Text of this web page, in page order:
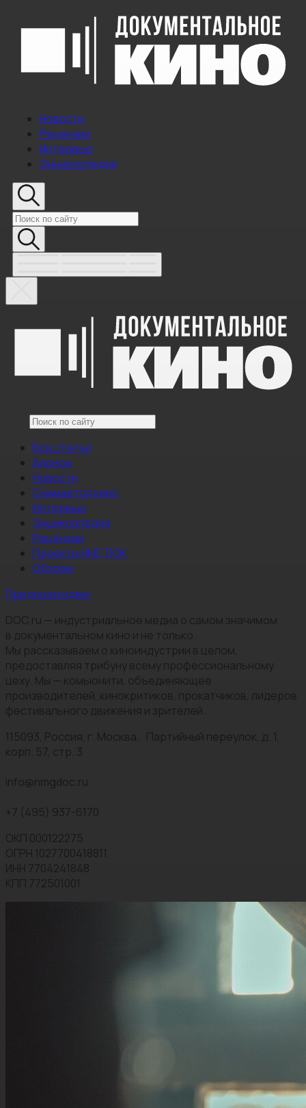
Новости
Рецензии
Интервью
Энциклопедия
Все статьи
Анонсы
Новости
Снимается кино
Интервью
Энциклопедия
Рецензии
Проекты НМГ ДОК
Обзоры
Предложи идею
DOC.ru — индустриальное медиа о самом значимом
в документальном кино и не только.
Мы рассказываем о киноиндустрии в целом,
предоставляя трибуну всему профессиональному
цеху. Мы — комьюнити, объединяющее
производителей, кинокритиков, прокатчиков, лидеров
фестивального движения и зрителей.
115093, Россия, г. Москва, Партийный переулок, д. 1,
корп. 57, стр. 3
info@nmgdoc.ru
+7 (495) 937-6170
ОКП 000122275
ОГРН 1027700418811
ИНН 7704241848